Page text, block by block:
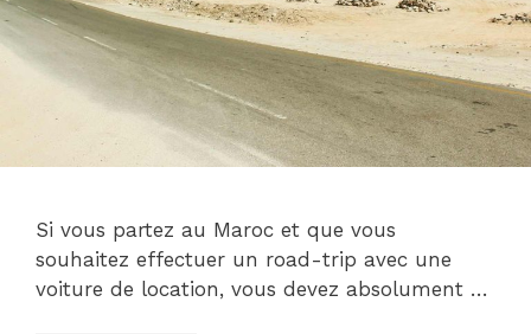
Si vous partez au Maroc et que vous
souhaitez effectuer un road-trip avec une
voiture de location, vous devez absolument …